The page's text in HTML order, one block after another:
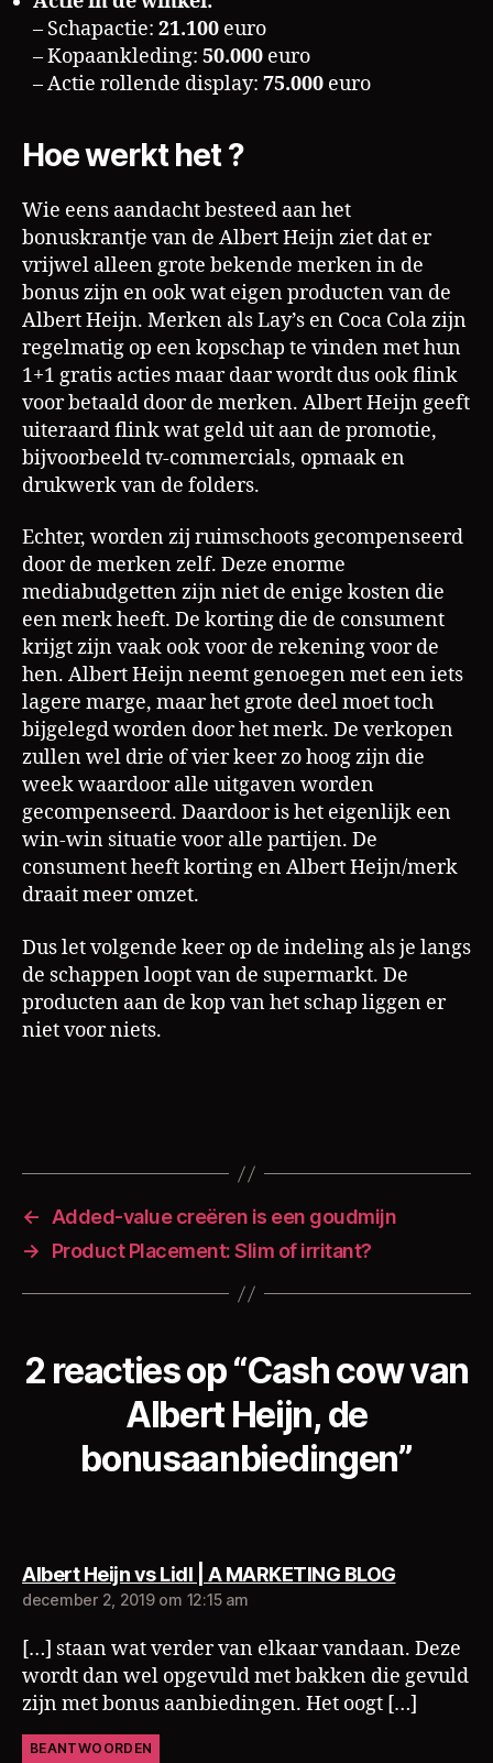
– Schapactie: 21.100 euro
– Kopaankleding: 50.000 euro
– Actie rollende display: 75.000 euro
Hoe werkt het ?
Wie eens aandacht besteed aan het
bonuskrantje van de Albert Heijn ziet dat er
vrijwel alleen grote bekende merken in de
bonus zijn en ook wat eigen producten van de
Albert Heijn. Merken als Lay’s en Coca Cola zijn
regelmatig op een kopschap te vinden met hun
1+1 gratis acties maar daar wordt dus ook flink
voor betaald door de merken. Albert Heijn geeft
uiteraard flink wat geld uit aan de promotie,
bijvoorbeeld tv-commercials, opmaak en
drukwerk van de folders.
Echter, worden zij ruimschoots gecompenseerd
door de merken zelf. Deze enorme
mediabudgetten zijn niet de enige kosten die
een merk heeft. De korting die de consument
krijgt zijn vaak ook voor de rekening voor de
hen. Albert Heijn neemt genoegen met een iets
lagere marge, maar het grote deel moet toch
bijgelegd worden door het merk. De verkopen
zullen wel drie of vier keer zo hoog zijn die
week waardoor alle uitgaven worden
gecompenseerd. Daardoor is het eigenlijk een
win-win situatie voor alle partijen. De
consument heeft korting en Albert Heijn/merk
draait meer omzet.
Dus let volgende keer op de indeling als je langs
de schappen loopt van de supermarkt. De
producten aan de kop van het schap liggen er
niet voor niets.
Al
b
e
rt
H
ei
jn
B
o
n
u
s
di
g
e
c
m
←
Added-value creëren is een goudmijn
→
Product Placement: Slim of irritant?
2 reacties op “Cash cow van
Albert Heijn, de
bonusaanbiedingen”
Albert Heijn vs Lidl | A MARKETING BLOGzegt:
december 2, 2019 om 12:15 am
[…] staan wat verder van elkaar vandaan. Deze
wordt dan wel opgevuld met bakken die gevuld
zijn met bonus aanbiedingen. Het oogt […]
BEANTWOORDEN